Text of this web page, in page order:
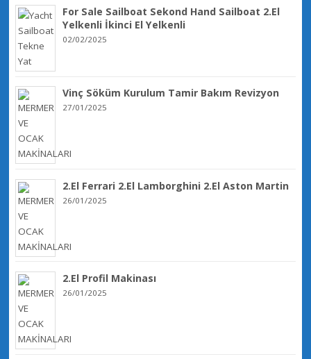
For Sale Sailboat Sekond Hand Sailboat 2.El
Yelkenli İkinci El Yelkenli
02/02/2025
Vinç Söküm Kurulum Tamir Bakım Revizyon
27/01/2025
2.El Ferrari 2.El Lamborghini 2.El Aston Martin
26/01/2025
2.El Profil Makinası
26/01/2025